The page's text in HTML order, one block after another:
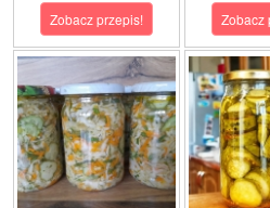
Zobacz przepis! Zobacz